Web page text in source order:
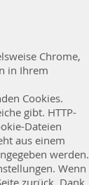
Chrome,
in Ihrem
Cookies.
gibt. HTTP-
Dateien
aus einem
werden.
Wenn
zurück. Dank